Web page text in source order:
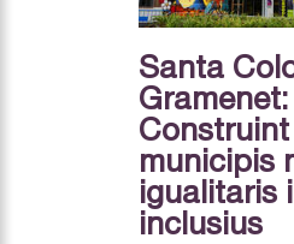
Santa
Gramenet:
Construint
municipis
igualitaris i
inclusius